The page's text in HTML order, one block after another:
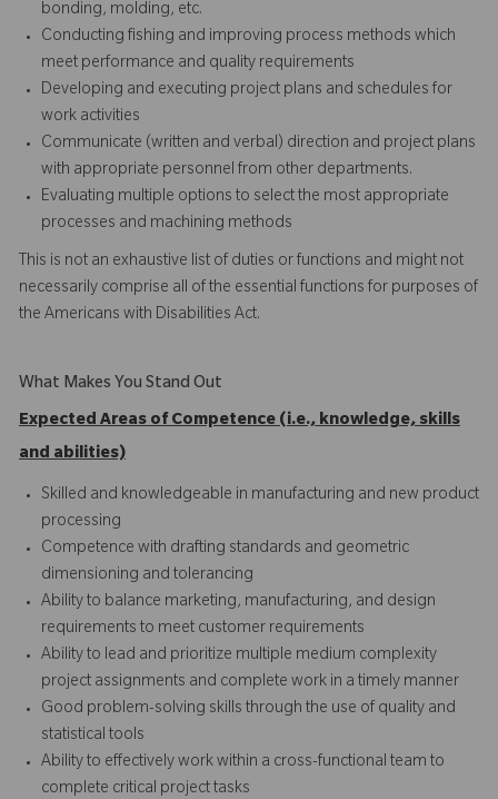
bonding, molding, etc.
Conducting fishing and improving process methods which
meet performance and quality requirements
Developing and executing project plans and schedules for
work activities
Communicate (written and verbal) direction and project plans
with appropriate personnel from other departments.
Evaluating multiple options to select the most appropriate
processes and machining methods
This is not an exhaustive list of duties or functions and might not
necessarily comprise all of the essential functions for purposes of
the Americans with Disabilities Act.
What Makes You Stand Out
Expected Areas of Competence (i.e., knowledge, skills
and abilities)
Skilled and knowledgeable in manufacturing and new product
processing
Competence with drafting standards and geometric
dimensioning and tolerancing
Ability to balance marketing, manufacturing, and design
requirements to meet customer requirements
Ability to lead and prioritize multiple medium complexity
project assignments and complete work in a timely manner
Good problem-solving skills through the use of quality and
statistical tools
Ability to effectively work within a cross-functional team to
complete critical project tasks